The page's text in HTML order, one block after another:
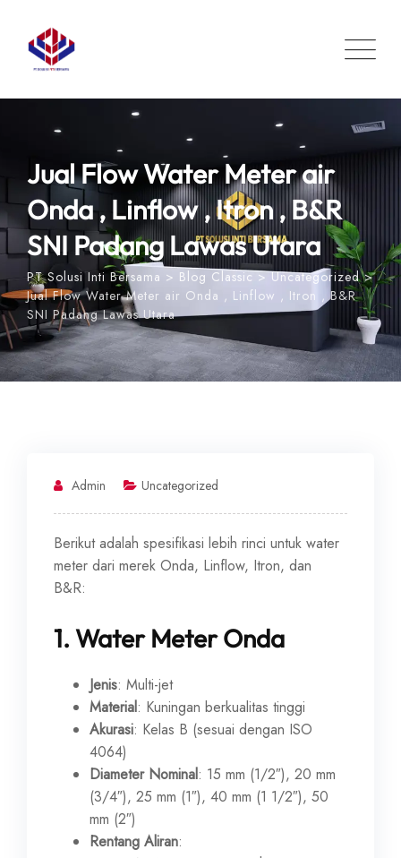
content
Jual Flow Water Meter air
Onda , Linflow , Itron , B&R
SNI Padang Lawas Utara
PT Solusi Inti Bersama > Blog Classic>Uncategorized>
Jual Flow Water Meter air Onda , Linflow , Itron , B&R
SNI Padang Lawas Utara
Admin Uncategorized
Berikut adalah spesifikasi lebih rinci untuk water
meter dari merek Onda, Linflow, Itron, dan
B&R:
1. Water Meter Onda
Jenis: Multi-jet
Material: Kuningan berkualitas tinggi
Akurasi: Kelas B (sesuai dengan ISO
4064)
Diameter Nominal: 15 mm (1/2″), 20 mm
(3/4″), 25 mm (1″), 40 mm (1 1/2″), 50
mm (2″)
Rentang Aliran: